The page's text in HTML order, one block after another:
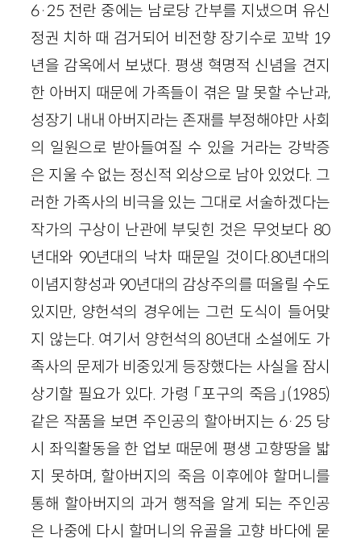
6·25 전란 중에는 남로당 간부를 지냈으며 유신
정권 치하 때 검거되어 비전향 장기수로 꼬박 19
년을 감옥에서 보냈다. 평생 혁명적 신념을 견지
한 아버지 때문에 가족들이 겪은 말 못할 수난과,
성장기 내내 아버지라는 존재를 부정해야만 사회
의 일원으로 받아들여질 수 있을 거라는 강박증
은 지울 수 없는 정신적 외상으로 남아 있었다. 그
러한 가족사의 비극을 있는 그대로 서술하겠다는
작가의 구상이 난관에 부딪힌 것은 무엇보다 80
년대와 90년대의 낙차 때문일 것이다.80년대의
이념지향성과 90년대의 감상주의를 떠올릴 수도
있지만, 양헌석의 경우에는 그런 도식이 들어맞
지 않는다. 여기서 양헌석의 80년대 소설에도 가
족사의 문제가 비중있게 등장했다는 사실을 잠시
상기할 필요가 있다. 가령 「포구의 죽음」(1985)
같은 작품을 보면 주인공의 할아버지는 6·25 당
시 좌익활동을 한 업보 때문에 평생 고향땅을 밟
지 못하며, 할아버지의 죽음 이후에야 할머니를
통해 할아버지의 과거 행적을 알게 되는 주인공
은 나중에 다시 할머니의 유골을 고향 바다에 묻